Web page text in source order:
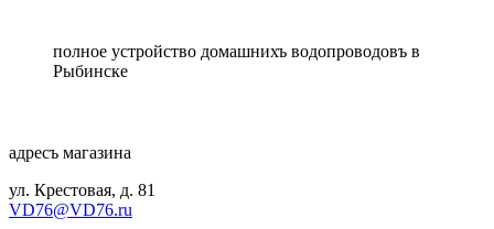
полное устройство домашнихъ водопроводовъ в
Рыбинске
адресъ магазина
ул. Крестовая, д. 81
VD76@VD76.ru